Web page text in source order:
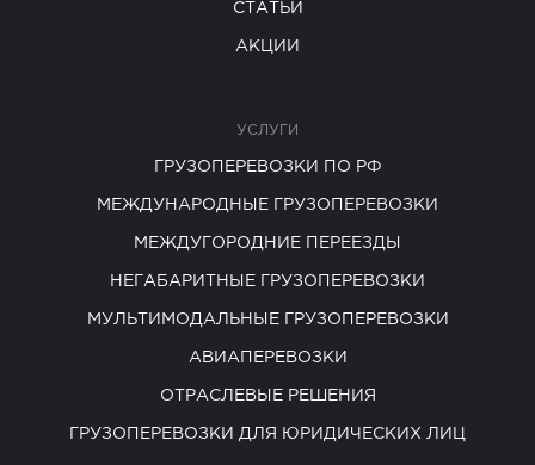
СТАТЬИ
АКЦИИ
УСЛУГИ
ГРУЗОПЕРЕВОЗКИ ПО РФ
МЕЖДУНАРОДНЫЕ ГРУЗОПЕРЕВОЗКИ
МЕЖДУГОРОДНИЕ ПЕРЕЕЗДЫ
НЕГАБАРИТНЫЕ ГРУЗОПЕРЕВОЗКИ
МУЛЬТИМОДАЛЬНЫЕ ГРУЗОПЕРЕВОЗКИ
АВИАПЕРЕВОЗКИ
ОТРАСЛЕВЫЕ РЕШЕНИЯ
ГРУЗОПЕРЕВОЗКИ ДЛЯ ЮРИДИЧЕСКИХ ЛИЦ